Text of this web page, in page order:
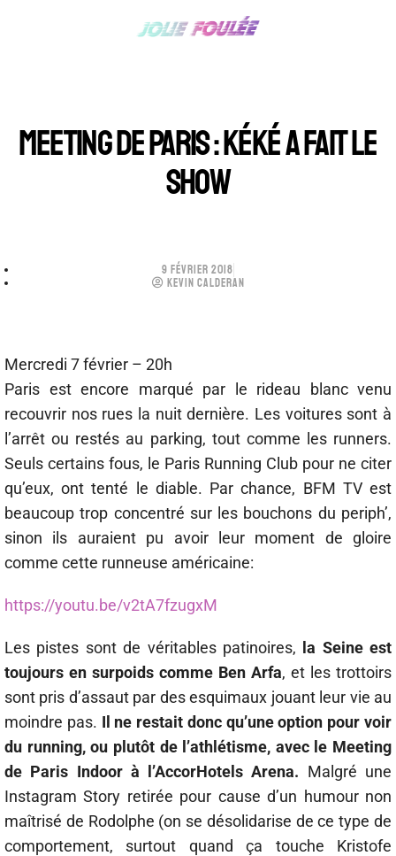
MEETING DE PARIS : KÉKÉ A FAIT LE
SHOW
9 FÉVRIER 2018
KEVIN CALDERAN
Mercredi 7 février – 20h
Paris est encore marqué par le rideau blanc venu
recouvrir nos rues la nuit dernière. Les voitures sont à
l’arrêt ou restés au parking, tout comme les runners.
Seuls certains fous, le Paris Running Club pour ne citer
qu’eux, ont tenté le diable. Par chance, BFM TV est
beaucoup trop concentré sur les bouchons du periph’,
sinon ils auraient pu avoir leur moment de gloire
comme cette runneuse américaine:
https://youtu.be/v2tA7fzugxM
Les pistes sont de véritables patinoires,
la Seine est
toujours en surpoids comme Ben Arfa, et les trottoirs
sont pris d’assaut par des esquimaux jouant leur vie au
moindre pas. Il ne restait donc qu’une option pour voir
du running, ou plutôt de l’athlétisme, avec le Meeting
de Paris Indoor à l’AccorHotels Arena. Malgré une
Instagram Story retirée pour cause d’un humour non
maîtrisé de Rodolphe (on se désolidarise de ce type de
comportement, surtout quand ça touche Kristofe